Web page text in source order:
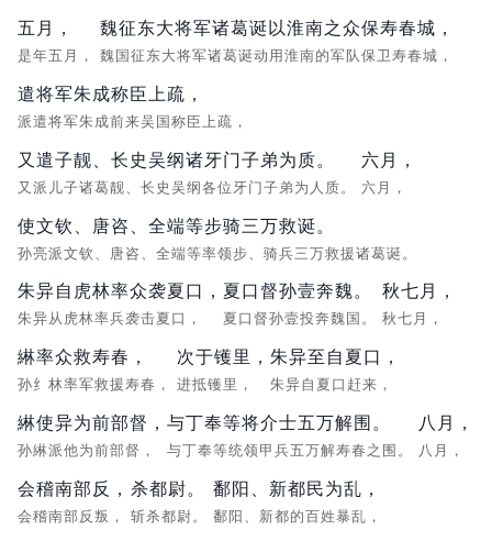
五月，
是年五月，
魏征东大将军诸葛诞以淮南之众保寿春城，
魏国征东大将军诸葛诞动用淮南的军队保卫寿春城，
遣将军朱成称臣上疏，
派遣将军朱成前来吴国称臣上疏，
又遣子靓、长史吴纲诸牙门子弟为质。
又派儿子诸葛靓、长史吴纲各位牙门子弟为人质。
六月，
六月，
使文钦、唐咨、全端等步骑三万救诞。
孙亮派文钦、唐咨、全端等率领步、骑兵三万救援诸葛诞。
朱异自虎林率众袭夏口，
朱异从虎林率兵袭击夏口，
夏口督孙壹奔魏。
夏口督孙壹投奔魏国。
秋七月，
秋七月，
綝率众救寿春，
孙纟林率军救援寿春，
次于镬里，
进抵镬里，
朱异至自夏口，
朱异自夏口赶来，
綝使异为前部督，
孙綝派他为前部督，
与丁奉等将介士五万解围。
与丁奉等统领甲兵五万解寿春之围。
八月，
八月，
会稽南部反，
会稽南部反叛，
杀都尉。
斩杀都尉。
鄱阳、新都民为乱，
鄱阳、新都的百姓暴乱，